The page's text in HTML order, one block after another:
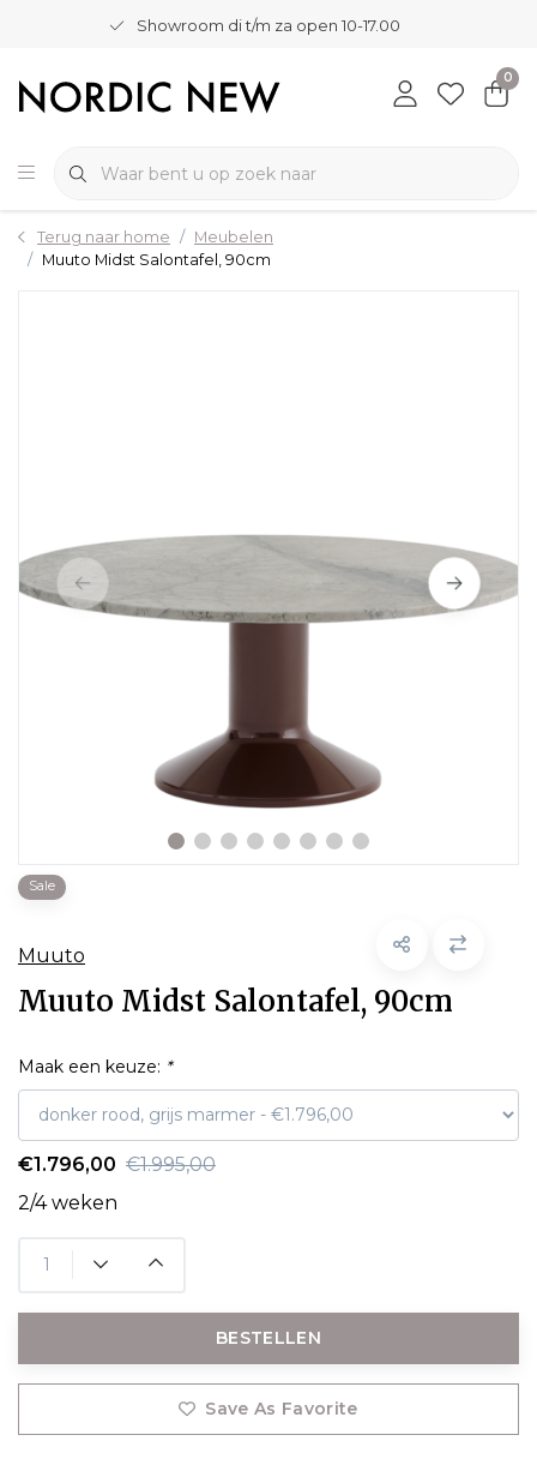
Showroom di t/m za open 10-17.00
0
Terug naar home
Meubelen
Muuto Midst Salontafel, 90cm
Sale
Muuto
Muuto Midst Salontafel, 90cm
Maak een keuze: *
€1.796,00 €1.995,00
2/4 weken
BESTELLEN
Save As Favorite